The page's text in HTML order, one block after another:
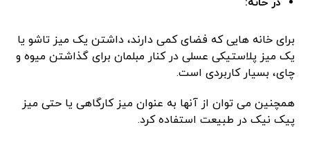
برای خانه ‌هایی که فضای کمی دارند، داشتن یک میز تاشو یا
یک میز پلاستیکی عسلی در کنار مبلمان برای گذاشتن میوه و
چای، بسیار کاربردی است.
همچنین می‌ توان از آنها به عنوان میز کارگاهی یا حتی میز
پیک‌ نیک در طبیعت استفاده کرد.